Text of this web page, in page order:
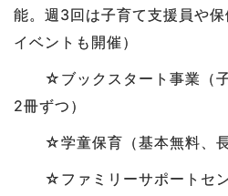
能。週3回は子育て支援員や
イベントも開催）
☆ブックスタート事業（子
2冊ずつ）
☆学童保育（基本無料、長
☆ファミリーサポートセン